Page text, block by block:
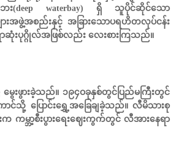
(deep waterbay) ရှိ သူပိုင်ဆိုင်သော
အဖွဲ့အစည်းနှင့် အခြားသောပရဟိတလုပ်ငန်း
ဆုံးပုဂ္ဂိုလ်အဖြစ်လည်း လေးစားကြသည်။
းဖွားခဲ့သည်။ ၁၉၄ဝခုနှစ်တွင်ပြည်မကြီးတွင်
င်သို့ ပြောင်းရွှေ့အခြေချခဲ့သည်။ လီမိသားစု
ကမ္ဘာ့စီးပွားရေးဈေးကွက်တွင် လီအားနေရာ